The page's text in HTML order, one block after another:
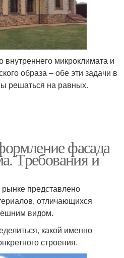
внутреннего микроклимата и
образа – обе эти задачи в
решаться на равных.
фасада
Требования и
представлено
отличающихся
видом.
какой именно
строения.